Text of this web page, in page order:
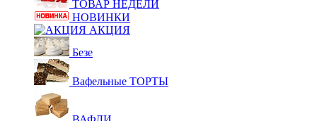
ТОВАР НЕДЕЛИ
НОВИНКИ
АКЦИЯ
Безе
Вафельные ТОРТЫ